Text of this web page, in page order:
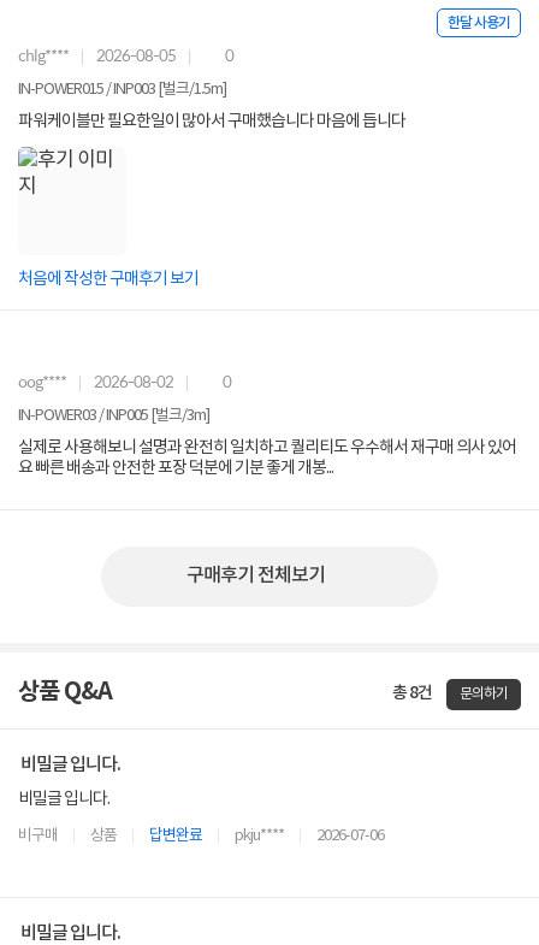
한달 사용기
chlg**** 2026-08-05 0
IN-POWER015 / INP003 [벌크/1.5m]
파워케이블만 필요한일이 많아서 구매했습니다 마음에 듭니다
처음에 작성한 구매후기 보기
oog**** 2026-08-02 0
IN-POWER03 / INP005 [벌크/3m]
실제로 사용해보니 설명과 완전히 일치하고 퀄리티도 우수해서 재구매 의사 있어
요 빠른 배송과 안전한 포장 덕분에 기분 좋게 개봉...
구매후기 전체보기
상품 Q&A 총 8건 문의하기
비밀글 입니다.
비밀글 입니다.
비구매 상품 답변완료 pkju**** 2026-07-06
비밀글 입니다.